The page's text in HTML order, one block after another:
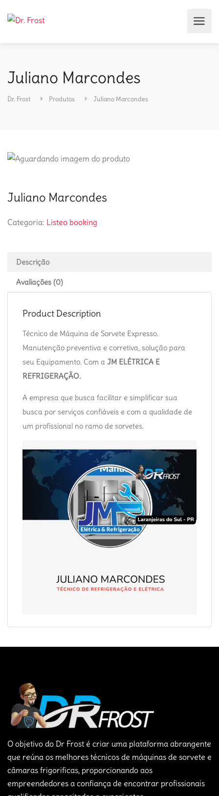
Juliano Marcondes
Dr. Frost Produtos Juliano Marcondes
Juliano Marcondes
Categoria: Listeo booking
Descrição
Avaliações (0)
Product Description
Técnico de Máquina de Sorvete Expresso.
Manutenção preventiva e corretiva, solução para
seu Equipamento. Com a JM ELÉTRICA E
REFRIGERAÇÃO.
A empresa que busca facilitar e simplificar sua
busca por serviços confiáveis e com a qualidade de
um profissional no ramo de sorvetes.
O objetivo do Dr Frost é criar uma plataforma abrangente
que reúna os melhores técnicos de máquinas de sorvete e
câmaras frigorificas, proporcionando aos
empreendedores a confiança de encontrar profissionais